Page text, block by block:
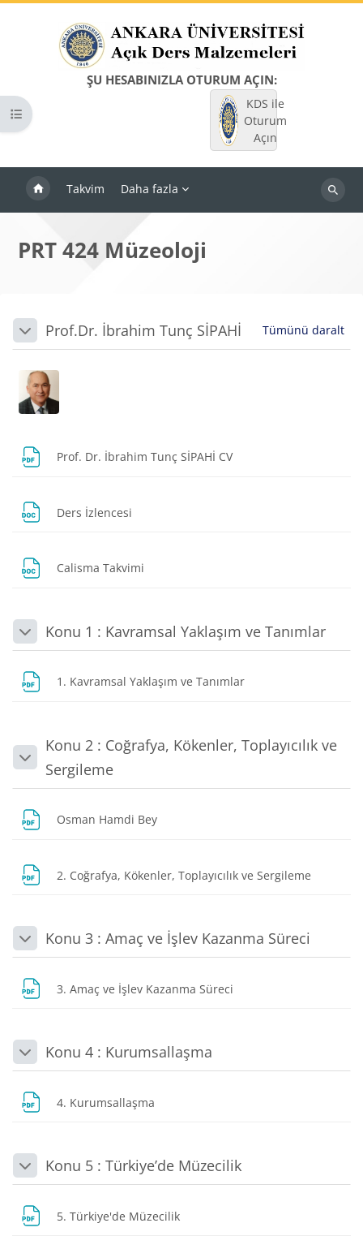
ŞU HESABINIZLA OTURUM AÇIN:
KDS ile
Oturum
Açın
Takvim Daha fazla
Dersleri
Kurs dizinini aç
PRT 424 Müzeoloji
Bloklar
Bölüm anahatları
DaraltProf.Dr. İbrahim Tunç SİPAHİ Tümünü daralt
Prof. Dr. İbrahim Tunç SİPAHİ CV
Ders İzlencesi
Calisma Takvimi
DaraltKonu 1 : Kavramsal Yaklaşım ve Tanımlar
1. Kavramsal Yaklaşım ve Tanımlar
Daralt
Konu 2 : Coğrafya, Kökenler, Toplayıcılık ve
Sergileme
Osman Hamdi BeyURL
2. Coğrafya, Kökenler, Toplayıcılık ve Sergileme
DaraltKonu 3 : Amaç ve İşlev Kazanma Süreci
3. Amaç ve İşlev Kazanma Süreci
DaraltKonu 4 : Kurumsallaşma
4. Kurumsallaşma
DaraltKonu 5 : Türkiye’de Müzecilik
5. Türkiye'de Müzecilik